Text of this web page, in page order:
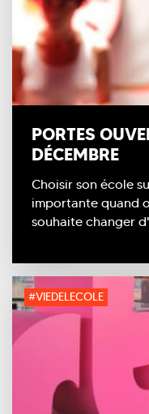
PORTES
DÉCEMBRE
Choisir son école
importante quand
souhaite changer
#VIEDELECOLE